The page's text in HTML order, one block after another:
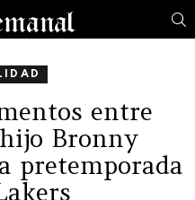
entre
Bronny
pretemporada